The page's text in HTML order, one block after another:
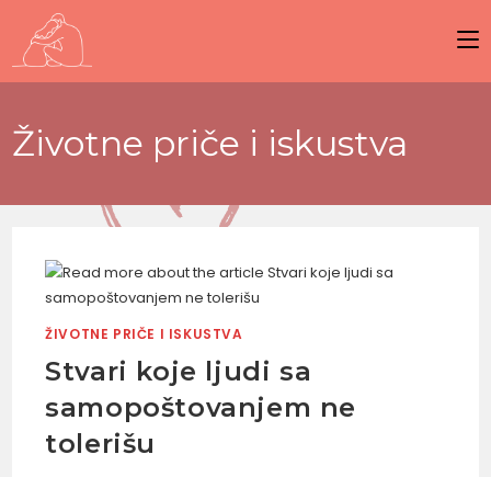
Životne priče i iskustva
ŽIVOTNE PRIČE I ISKUSTVA
Stvari koje ljudi sa
samopoštovanjem ne
tolerišu